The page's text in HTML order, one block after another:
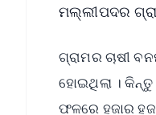
ମଲ୍ଲୀପଦର
ଗ୍ରାମର ଚାଷୀ
ହୋଇଥିଲା ।
ଫଳରେ ହଜାର